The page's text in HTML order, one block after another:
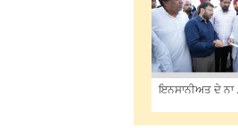
ਇਨਸਾਨੀਅਤ ਦੇ ਨਾ ...